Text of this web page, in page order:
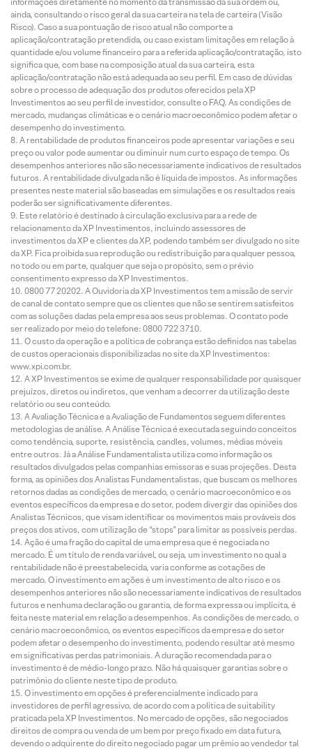
ainda, consultando o risco geral da sua carteira na tela de carteira (Visão
Risco). Caso a sua pontuação de risco atual não comporte a
aplicação/contratação pretendida, ou caso existam limitações em relação à
quantidade e/ou volume financeiro para a referida aplicação/contratação, isto
significa que, com base na composição atual da sua carteira, esta
aplicação/contratação não está adequada ao seu perfil. Em caso de dúvidas
sobre o processo de adequação dos produtos oferecidos pela XP
Investimentos ao seu perfil de investidor, consulte o FAQ. As condições de
mercado, mudanças climáticas e o cenário macroeconômico podem afetar o
desempenho do investimento.
A rentabilidade de produtos financeiros pode apresentar variações e seu
preço ou valor pode aumentar ou diminuir num curto espaço de tempo. Os
desempenhos anteriores não são necessariamente indicativos de resultados
futuros. A rentabilidade divulgada não é líquida de impostos. As informações
presentes neste material são baseadas em simulações e os resultados reais
poderão ser significativamente diferentes.
Este relatório é destinado à circulação exclusiva para a rede de
relacionamento da XP Investimentos, incluindo assessores de
investimentos da XP e clientes da XP, podendo também ser divulgado no site
da XP. Fica proibida sua reprodução ou redistribuição para qualquer pessoa,
no todo ou em parte, qualquer que seja o propósito, sem o prévio
consentimento expresso da XP Investimentos.
0800 77 20202. A Ouvidoria da XP Investimentos tem a missão de servir
de canal de contato sempre que os clientes que não se sentirem satisfeitos
com as soluções dadas pela empresa aos seus problemas. O contato pode
ser realizado por meio do telefone: 0800 722 3710.
O custo da operação e a política de cobrança estão definidos nas tabelas
de custos operacionais disponibilizadas no site da XP Investimentos:
www.xpi.com.br.
A XP Investimentos se exime de qualquer responsabilidade por quaisquer
prejuízos, diretos ou indiretos, que venham a decorrer da utilização deste
relatório ou seu conteúdo.
A Avaliação Técnica e a Avaliação de Fundamentos seguem diferentes
metodologias de análise. A Análise Técnica é executada seguindo conceitos
como tendência, suporte, resistência, candles, volumes, médias móveis
entre outros. Já a Análise Fundamentalista utiliza como informação os
resultados divulgados pelas companhias emissoras e suas projeções. Desta
forma, as opiniões dos Analistas Fundamentalistas, que buscam os melhores
retornos dadas as condições de mercado, o cenário macroeconômico e os
eventos específicos da empresa e do setor, podem divergir das opiniões dos
Analistas Técnicos, que visam identificar os movimentos mais prováveis dos
preços dos ativos, com utilização de “stops” para limitar as possíveis perdas.
Ação é uma fração do capital de uma empresa que é negociada no
mercado. É um título de renda variável, ou seja, um investimento no qual a
rentabilidade não é preestabelecida, varia conforme as cotações de
mercado. O investimento em ações é um investimento de alto risco e os
desempenhos anteriores não são necessariamente indicativos de resultados
futuros e nenhuma declaração ou garantia, de forma expressa ou implícita, é
feita neste material em relação a desempenhos. As condições de mercado, o
cenário macroeconômico, os eventos específicos da empresa e do setor
podem afetar o desempenho do investimento, podendo resultar até mesmo
em significativas perdas patrimoniais. A duração recomendada para o
investimento é de médio-longo prazo. Não há quaisquer garantias sobre o
patrimônio do cliente neste tipo de produto.
O investimento em opções é preferencialmente indicado para
investidores de perfil agressivo, de acordo com a política de suitability
praticada pela XP Investimentos. No mercado de opções, são negociados
direitos de compra ou venda de um bem por preço fixado em data futura,
devendo o adquirente do direito negociado pagar um prêmio ao vendedor tal